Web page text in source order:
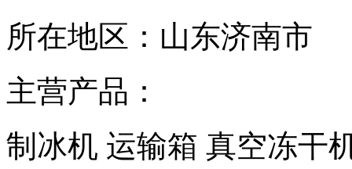
所在地区： 山东济南市
主营产品：
制冰机 运输箱 真空冻干